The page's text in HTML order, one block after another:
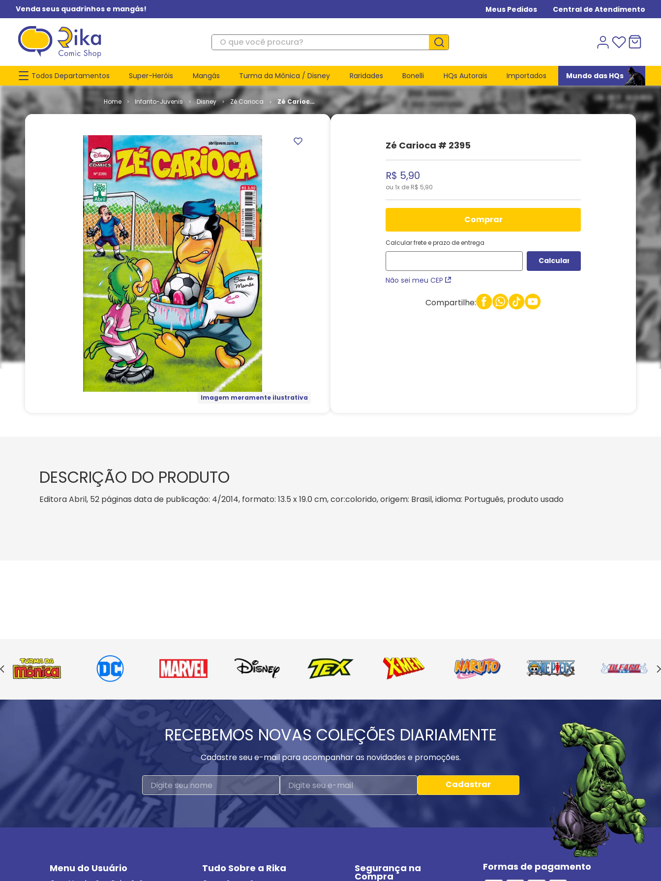
Venda seus quadrinhos e mangás! Meus Pedidos Central de Atendimento
O que você procura?
Todos Departamentos Super-Heróis Mangás Turma da Mônica / Disney Raridades Bonelli HQs Autorais Importados Mundo das HQs
Infanto-Juvenis Disney Zé Carioca
Zé Carioca
# 2395
Imagem meramente ilustrativa
Zé Carioca # 2395
R$ 5,90
ou 1x de R$ 5,90
comprar
Calcular frete e prazo de entrega
Não sei meu CEP
Compartilhe:
DESCRIÇÃO DO PRODUTO
Editora Abril, 52 páginas data de publicação: 4/2014, formato: 13.5 x 19.0 cm, cor:colorido, origem: Brasil, idioma: Português, produto usado
RECEBEMOS NOVAS COLEÇÕES DIARIAMENTE
Cadastre seu e-mail para acompanhar as novidades e promoções.
Cadastrar
Menu do Usuário Tudo Sobre a Rika Segurança na
Compra
Formas de pagamento